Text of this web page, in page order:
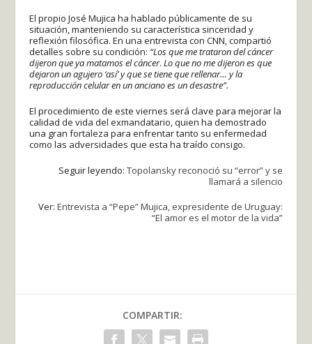
El propio José Mujica ha hablado públicamente de su
situación, manteniendo su característica sinceridad y
reflexión filosófica. En una entrevista con CNN, compartió
detalles sobre su condición: “Los que me trataron del cáncer
dijeron que ya matamos el cáncer.Lo que no me dijeron es que
dejaron un agujero ‘así’ y que se tiene que rellenar… y la
reproducción celular en un anciano es un desastre”.
El procedimiento de este viernes será clave para mejorar la
calidad de vida del exmandatario, quien ha demostrado
una gran fortaleza para enfrentar tanto su enfermedad
como las adversidades que esta ha traído consigo.
Seguir leyendo: Topolansky reconoció su “error” y se
llamará a silencio
Ver: Entrevista a “Pepe” Mujica, expresidente de Uruguay:
“El amor es el motor de la vida”
COMPARTIR: